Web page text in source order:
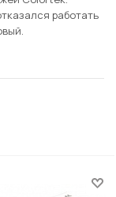
работать